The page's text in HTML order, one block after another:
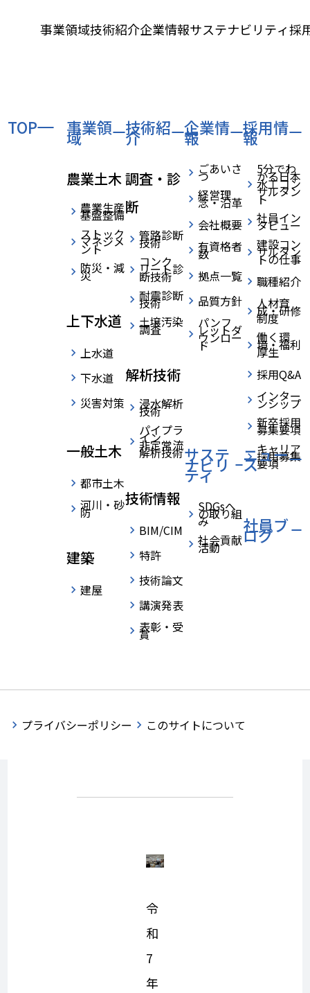
事業領域技術紹介企業情報サステナビリティ採
TOP 事業領
域
農業土木
農業生産
基盤整備
ストック
マネジメ
ント
防災・減
災
上下水道
上水道
下水道
災害対策
一般土木
都市土木
河川・砂
防
建築
建屋
技術紹
介
調査・診
断
管路診断
技術
コンク
リート診
断技術
耐震診断
技術
土壌汚染
調査
解析技術
浸水解析
技術
パイプラ
イン
非定常流
解析技術
技術情報
BIM/CIM
特許
技術論文
講演発表
表彰・受
賞
企業情
報
ごあいさ
つ
経営理
念・沿革
会社概要
有資格者
数
拠点一覧
品質方針
パンフ
レットダ
ウンロー
ド
サステ
ナビリ
ティ
SDGsへ
の取り組
み
社会貢献
活動
採用情
報
5分でわ
かる日本
水工コン
サルタン
ト
社員イン
タビュー
建設コン
サルタン
トの仕事
職種紹介
人材育
成・研修
制度
働く環
境・福利
厚生
採用Q&A
インター
ンシップ
新卒採用
募集要項
キャリア
採用募集
要項
ニュー
ス
社員ブ
ログ
プライバシーポリシー このサイトについて
BLOG ブログ
社員ブログ
社員ブログ ›第61期 創立記念日を迎えて 〜感謝と新たなスタート〜
2025.08.18 関東支店
第61期 創立
記念日を迎
えて 〜感謝
と新たなス
タート〜
令
和
7
年